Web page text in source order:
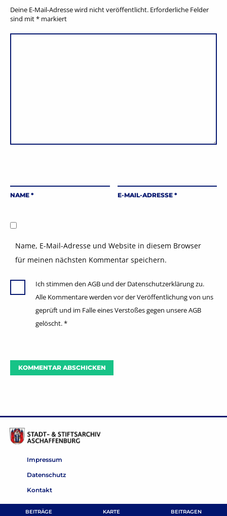
BEITRÄGE KARTE BEITRAGEN
Deine E-Mail-Adresse wird nicht veröffentlicht. Erforderliche Felder
sind mit* markiert
NAME * E-MAIL-ADRESSE *
Name, E-Mail-Adresse und Website in diesem Browser
für meinen nächsten Kommentar speichern.
Ich stimmen den AGB und der Datenschutzerklärung zu.
Alle Kommentare werden vor der Veröffentlichung von uns
geprüft und im Falle eines Verstoßes gegen unsere AGB
gelöscht.*
Impressum
Datenschutz
Kontakt